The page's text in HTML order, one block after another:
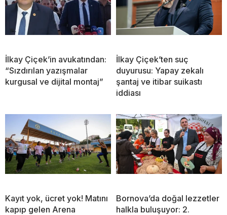
İlkay Çiçek’in avukatından:
“Sızdırılan yazışmalar
kurgusal ve dijital montaj”
İlkay Çiçek’ten suç
duyurusu: Yapay zekalı
şantaj ve itibar suikastı
iddiası
Kayıt yok, ücret yok! Matını
kapıp gelen Arena
Bornova’da doğal lezzetler
halkla buluşuyor: 2.